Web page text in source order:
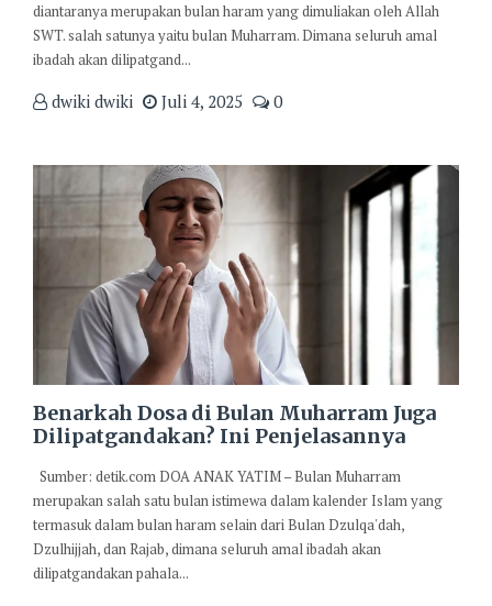
diantaranya merupakan bulan haram yang dimuliakan oleh Allah
SWT. salah satunya yaitu bulan Muharram. Dimana seluruh amal
ibadah akan dilipatgand...
dwiki dwiki Juli 4, 2025 0
Benarkah Dosa di Bulan Muharram Juga
Dilipatgandakan? Ini Penjelasannya
Sumber: detik.com DOA ANAK YATIM – Bulan Muharram
merupakan salah satu bulan istimewa dalam kalender Islam yang
termasuk dalam bulan haram selain dari Bulan Dzulqa'dah,
Dzulhijjah, dan Rajab, dimana seluruh amal ibadah akan
dilipatgandakan pahala...